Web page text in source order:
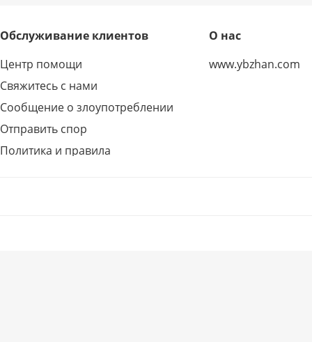
Обслуживание клиентов
Центр помощи
Свяжитесь с нами
Сообщение о злоупотреблении
Отправить спор
Политика и правила
О нас
www.ybzhan.com